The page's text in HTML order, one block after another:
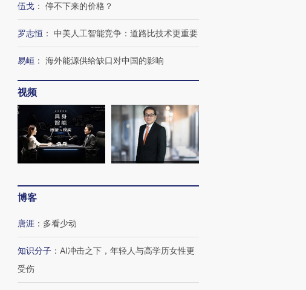
伍戈 ： 停不下来的价格？
罗志恒 ： 中美人工智能竞争：道路比技术更重要
易峘 ： 海外能源供给缺口对中国的影响
视频
博客
唐涯 ： 多看少动
知识分子 ： AI冲击之下，年轻人与高学历女性更
受伤